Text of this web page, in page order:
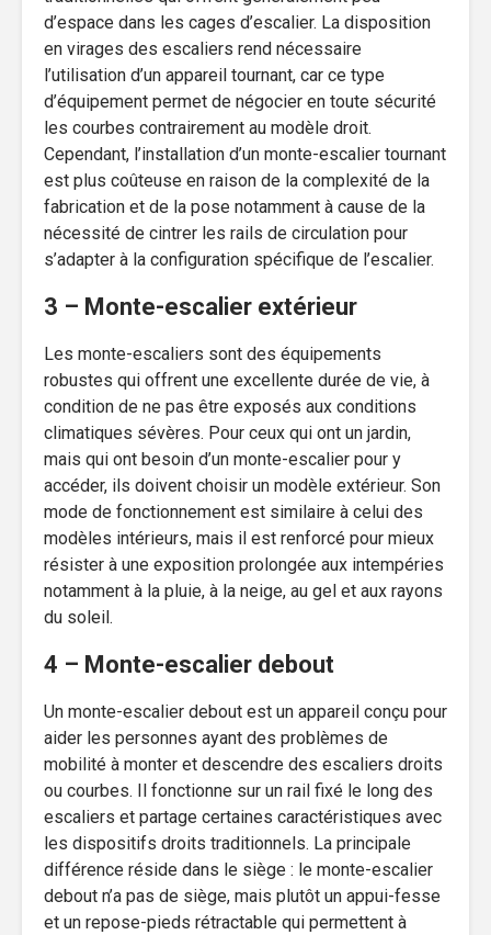
d’espace dans les cages d’escalier. La disposition
en virages des escaliers rend nécessaire
l’utilisation d’un appareil tournant, car ce type
d’équipement permet de négocier en toute sécurité
les courbes contrairement au modèle droit.
Cependant, l’installation d’un monte-escalier tournant
est plus coûteuse en raison de la complexité de la
fabrication et de la pose notamment à cause de la
nécessité de cintrer les rails de circulation pour
s’adapter à la configuration spécifique de l’escalier.
3 – Monte-escalier extérieur
Les monte-escaliers sont des équipements
robustes qui offrent une excellente durée de vie, à
condition de ne pas être exposés aux conditions
climatiques sévères. Pour ceux qui ont un jardin,
mais qui ont besoin d’un monte-escalier pour y
accéder, ils doivent choisir un modèle extérieur. Son
mode de fonctionnement est similaire à celui des
modèles intérieurs, mais il est renforcé pour mieux
résister à une exposition prolongée aux intempéries
notamment à la pluie, à la neige, au gel et aux rayons
du soleil.
4 – Monte-escalier debout
Un monte-escalier debout est un appareil conçu pour
aider les personnes ayant des problèmes de
mobilité à monter et descendre des escaliers droits
ou courbes. Il fonctionne sur un rail fixé le long des
escaliers et partage certaines caractéristiques avec
les dispositifs droits traditionnels. La principale
différence réside dans le siège : le monte-escalier
debout n’a pas de siège, mais plutôt un appui-fesse
et un repose-pieds rétractable qui permettent à